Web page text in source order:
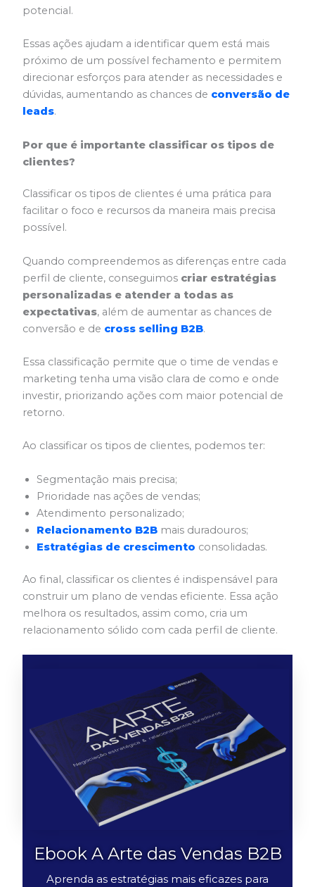
potencial.
Essas ações ajudam a identificar quem está mais
próximo de um possível fechamento e permitem
direcionar esforços para atender as necessidades e
dúvidas, aumentando as chances de conversão de
leads.
Por que é importante classificar os tipos de
clientes?
Classificar os tipos de clientes é uma prática para
facilitar o foco e recursos da maneira mais precisa
possível.
Quando compreendemos as diferenças entre cada
perfil de cliente, conseguimos criar estratégias
personalizadas e atender a todas as
expectativas, além de aumentar as chances de
conversão e de cross selling B2B.
Essa classificação permite que o time de vendas e
marketing tenha uma visão clara de como e onde
investir, priorizando ações com maior potencial de
retorno.
Ao classificar os tipos de clientes, podemos ter:
Segmentação mais precisa;
Prioridade nas ações de vendas;
Atendimento personalizado;
Relacionamento B2Bmais duradouros;
Estratégias de crescimento consolidadas.
Ao final, classificar os clientes é indispensável para
construir um plano de vendas eficiente. Essa ação
melhora os resultados, assim como, cria um
relacionamento sólido com cada perfil de cliente.
Ebook A Arte das Vendas B2B
Aprenda as estratégias mais eficazes para